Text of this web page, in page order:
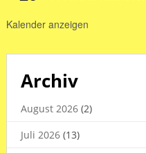
Kalender anzeigen
Archiv
August 2026(2)
Juli 2026(13)